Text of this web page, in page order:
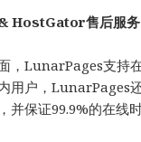
HostGator售后服务
，LunarPages支持
用户，LunarPages
并保证99.9%的在线时